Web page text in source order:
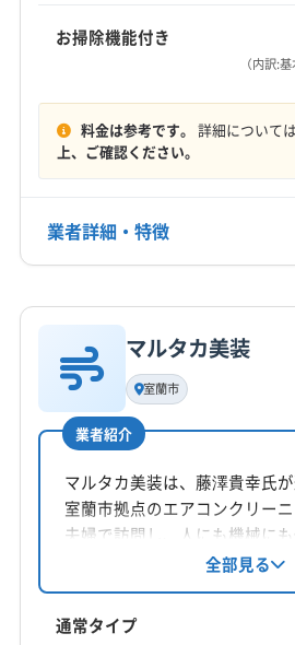
浦河郡浦河町
新冠郡新冠町
日
勇払郡むかわ町
勇
夕
夕張郡長沼町
定休日
日・祝
0144-84-8881
お掃除機能付き
（内訳:
料金は参考です。 詳細については
上、ご確認ください。
業者詳細・特徴
基本情報
代表者名
佐藤和幸
所在地
北海道札幌市北区
対応地域
芦別市 伊達市
江別市
砂川市 札幌市厚別区
札幌市清田区
札幌市
マルタカ美装
室蘭市
業者紹介
マルタカ美装は、藤澤貴幸氏
室蘭市拠点のエアコンクリーニ
夫婦で訪問し、人にも機械に
用。家庭用エアコンを中心に
心のサービスを提供します。
も可能です。
全部見る
通常タイプ